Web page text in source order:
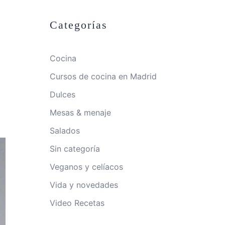
Categorías
Cocina
Cursos de cocina en Madrid
Dulces
Mesas & menaje
Salados
Sin categoría
Veganos y celíacos
Vida y novedades
Video Recetas